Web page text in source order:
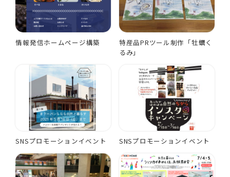
情報発信ホームページ構築
特産品PRツール制作「牡蠣く
るみ」
SNSプロモーションイベント SNSプロモーションイベント